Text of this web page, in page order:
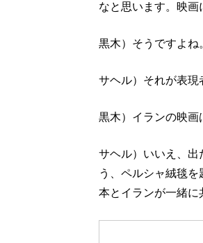
なと思います。映画
黒木）そうですよね
サヘル）それが表現
黒木）イランの映画
サヘル）いいえ、出
う、ペルシャ絨毯
本とイランが一緒に